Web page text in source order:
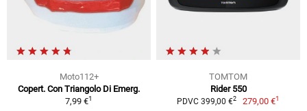
Moto112+
Copert. Con Triangolo Di Emerg.
7,99 €1
TOMTOM
Rider 550
PDVC 399,00 €2 279,00 €1